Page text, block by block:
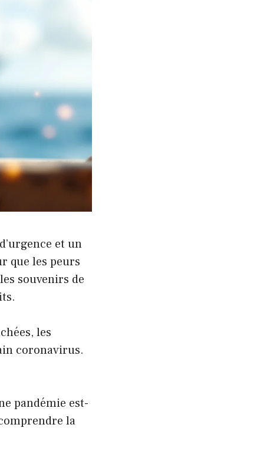
et un
que les peurs
souvenirs de
les
coronavirus.
pandémie est-
la